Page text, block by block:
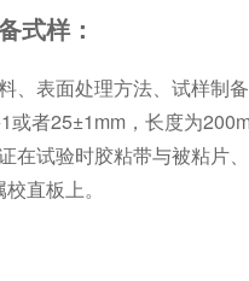
式样：
、表面处理方法、试样制
或者25±1mm，长度为
在试验时胶粘带与被粘片
直板上。